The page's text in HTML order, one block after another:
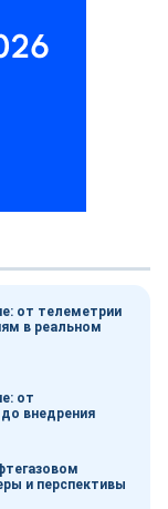
от телеметрии
в реальном
от
внедрения
и перспективы